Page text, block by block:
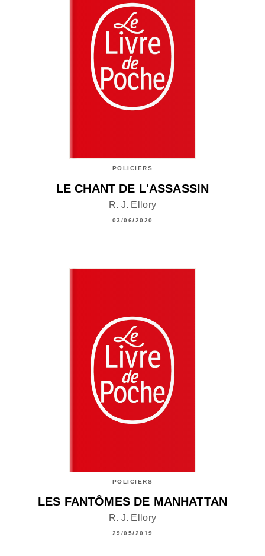
POLICIERS
LE CHANT DE L'ASSASSIN
R. J. Ellory
03/06/2020
POLICIERS
LES FANTÔMES DE MANHATTAN
R. J. Ellory
29/05/2019